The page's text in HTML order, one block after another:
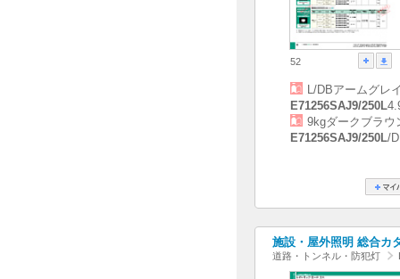
52
L/DBアームグレ
E71256SAJ9/250L
9kgダークブラウ
E71256SAJ9/250L/
施設・屋外照明 総合カ
道路・トンネル・防犯灯